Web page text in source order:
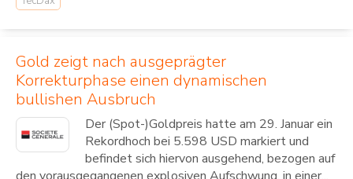
Gold zeigt nach ausgeprägter
Korrekturphase einen dynamischen
bullishen Ausbruch
Der (Spot-)Goldpreis hatte am 29. Januar ein
Rekordhoch bei 5.598 USD markiert und
befindet sich hiervon ausgehend, bezogen auf